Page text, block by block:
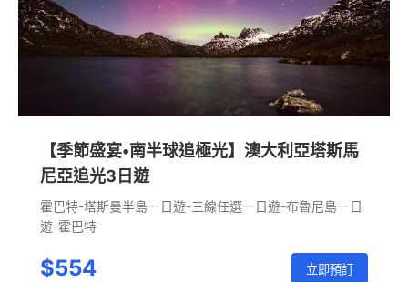
【季節盛宴•南半球追極光】澳大利亞塔斯馬
尼亞追光3日遊
霍巴特-塔斯曼半島一日遊-三線任選一日遊-布魯尼島一日
遊-霍巴特
$554 立即預訂